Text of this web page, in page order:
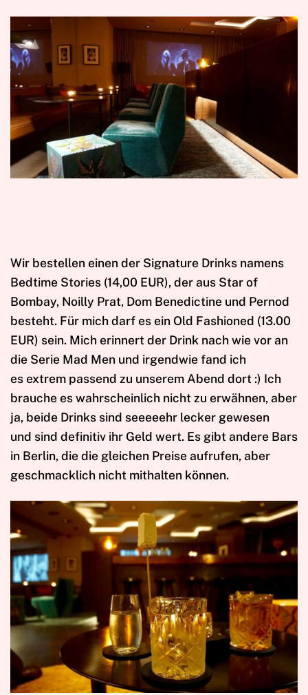
Wir bestellen einen der Signature Drinks namens
Bedtime Stories (14,00 EUR), der aus Star of
Bombay, Noilly Prat, Dom Benedictine und Pernod
besteht. Für mich darf es ein Old Fashioned (13.00
EUR) sein. Mich erinnert der Drink nach wie vor an
die Serie Mad Men und irgendwie fand ich
es extrem passend zu unserem Abend dort :) Ich
brauche es wahrscheinlich nicht zu erwähnen, aber
ja, beide Drinks sind seeeeehr lecker gewesen
und sind definitiv ihr Geld wert. Es gibt andere Bars
in Berlin, die die gleichen Preise aufrufen, aber
geschmacklich nicht mithalten können.